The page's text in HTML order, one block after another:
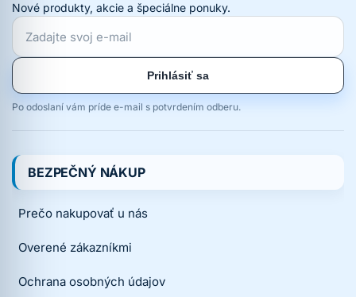
Nové produkty, akcie a špeciálne ponuky.
Prihlásiť sa
Po odoslaní vám príde e-mail s potvrdením odberu.
BEZPEČNÝ NÁKUP
Prečo nakupovať u nás
Overené zákazníkmi
Ochrana osobných údajov